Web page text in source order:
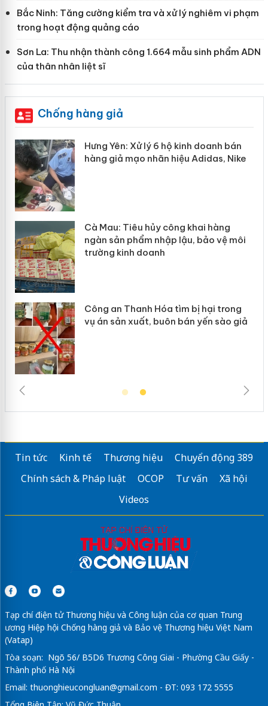
Bắc Ninh: Tăng cường kiểm tra và xử lý nghiêm vi phạm
trong hoạt động quảng cáo
Sơn La: Thu nhận thành công 1.664 mẫu sinh phẩm ADN
của thân nhân liệt sĩ
Chống hàng giả
Hưng Yên: Xử lý 6 hộ kinh doanh bán
hàng giả mạo nhãn hiệu Adidas, Nike
Cà Mau: Tiêu hủy công khai hàng
ngàn sản phẩm nhập lậu, bảo vệ môi
trường kinh doanh
Công an Thanh Hóa tìm bị hại trong
vụ án sản xuất, buôn bán yến sào giả
Tin tức Kinh tế Thương hiệu
Chuyển động 389
Chính sách & Pháp luật
OCOP Tư vấn
Xã hội
Videos
Tạp chí điện tử Thương hiệu và Công luận của cơ quan Trung
ương Hiệp hội Chống hàng giả và Bảo vệ Thương hiệu Việt Nam
(Vatap)
Tòa soạn: Ngõ 56/ B5D6 Trương Công Giai - Phường Cầu Giấy -
Thành phố Hà Nội
Email: thuonghieucongluan@gmail.com - ĐT: 093 172 5555